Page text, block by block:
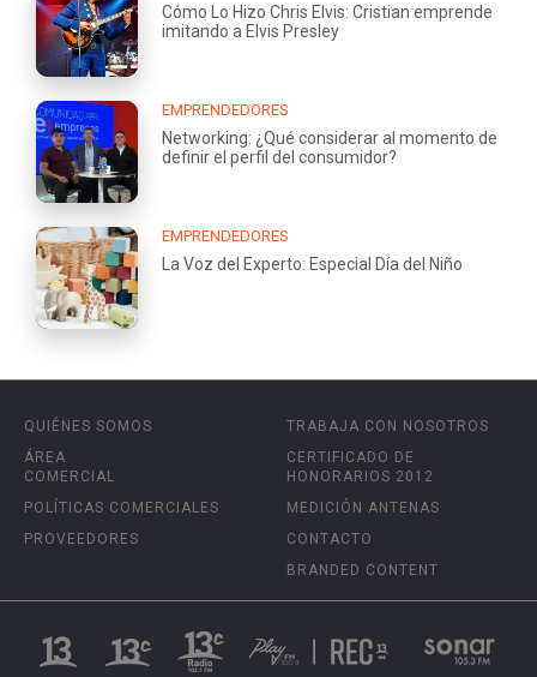
Cómo Lo Hizo Chris Elvis: Cristian emprende
imitando a Elvis Presley
EMPRENDEDORES
Networking: ¿Qué considerar al momento de
definir el perfil del consumidor?
EMPRENDEDORES
La Voz del Experto: Especial Día del Niño
QUIÉNES SOMOS
ÁREA
COMERCIAL
POLÍTICAS COMERCIALES
PROVEEDORES
TRABAJA CON NOSOTROS
CERTIFICADO DE
HONORARIOS 2012
MEDICIÓN ANTENAS
CONTACTO
BRANDED CONTENT